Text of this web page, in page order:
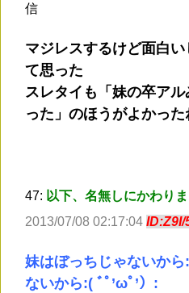
信
マジレスするけど面白
て思った
スレタイも「妹の卒ア
った」のほうがよかった
47: 以下、名無しにかわり
2013/07/08 02:17:04 ID:Z9I/
妹はぼっちじゃないから
ないから:( ﾞﾟ’ωﾟ’）: